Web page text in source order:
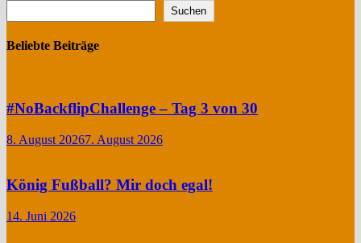
Suchen
Beliebte Beiträge
#NoBackflipChallenge – Tag 3 von 30
8. August 20267. August 2026
König Fußball? Mir doch egal!
14. Juni 2026